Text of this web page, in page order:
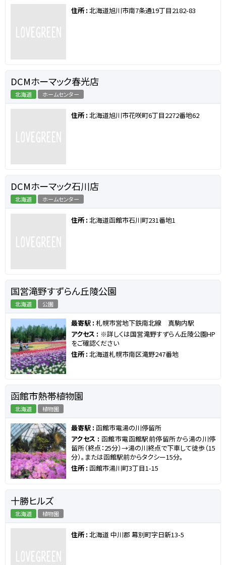
住所 : 北海道旭川市南7条通19丁目2182-83
DCMホーマック春光店
北海道 ホームセンター
住所 : 北海道旭川市花咲町6丁目2272番地62
DCMホーマック石川店
北海道 ホームセンター
住所 : 北海道函館市石川町231番地1
国営滝野すずらん丘陵公園
北海道 公園
最寄駅 : 札幌市営地下鉄南北線 真駒内駅
アクセス : ※詳しくは国営滝野すずらん丘陵公園HP
をご確認ください
住所 : 北海道札幌市南区滝野247番地
函館市熱帯植物園
北海道 植物園
最寄駅 : 函館市電湯の川停留所
アクセス : 函館市電函館駅前停留所から湯の川停
留所（終点：25分）→湯の川終点で下車して徒歩（15
分）。または函館駅前からタクシー15分。
住所 : 函館市湯川町3丁目1-15
十勝ヒルズ
北海道 植物園
住所 : 北海道 中川郡 幕別町字日新13-5